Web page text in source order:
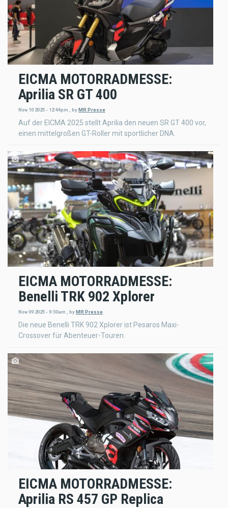
EICMA MOTORRADMESSE:
Aprilia SR GT 400
Nov 10 2025 - 12:44pm byMR Presse
Auf der EICMA 2025 stellt Aprilia den neuen SR GT 400 vor,
einen mittelgroßen GT-Roller mit sportlicher DNA.
EICMA MOTORRADMESSE:
Benelli TRK 902 Xplorer
Nov 09 2025 - 9:50am byMR Presse
Die neue Benelli TRK 902 Xplorer ist Pesaros Maxi-
Crossover für Abenteuer-Touren.
EICMA MOTORRADMESSE:
Aprilia RS 457 GP Replica